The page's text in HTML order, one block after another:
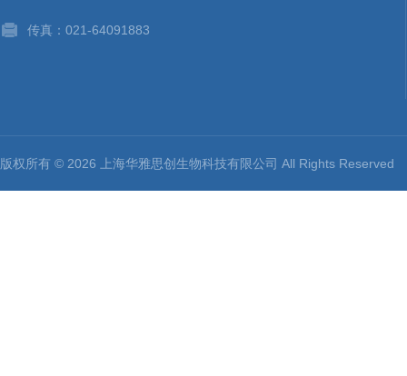
传真：021-64091883
版权所有 © 2026 上海华雅思创生物科技有限公司 All Rights